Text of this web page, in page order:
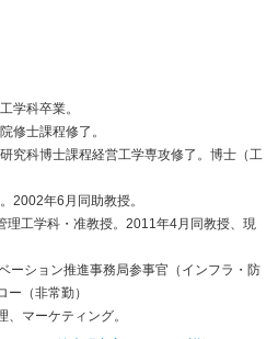
学科卒業。
修士課程修了。
究科博士課程経営工学専攻修了。博士（工
2002年6月同助教授。
工学科・准教授。2011年4月同教授、現
ーション推進事務局参事官（インフラ・防
（非常勤）
マーケティング。